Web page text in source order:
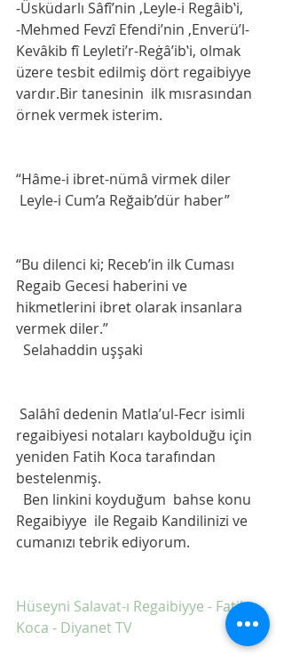
-Üsküdarlı Sâfî’nin ‚Leyle-i Regâib‛i,
-Mehmed Fevzî Efendi’nin ‚Enverü’l-
Kevâkib fî Leyleti’r-Reġâ’ib‛i, olmak
üzere tesbit edilmiş dört regaibiyye
vardır.Bir tanesinin  ilk mısrasından
örnek vermek isterim.
“Hâme-i ibret-nümâ virmek diler
Leyle-i Cum’a Reğaib’dür haber”
“Bu dilenci ki; Receb’in ilk Cuması
Regaib Gecesi haberini ve
hikmetlerini ibret olarak insanlara
vermek diler.”
  Selahaddin uşşaki
regaibiyesi notaları kaybolduğu için
yeniden Fatih Koca tarafından
bestelenmiş.
Regaibiyye  ile Regaib Kandilinizi ve
cumanızı tebrik ediyorum.
Hüseyni Salavat-ı Regaibiyye - Fatih
Koca - Diyanet TV